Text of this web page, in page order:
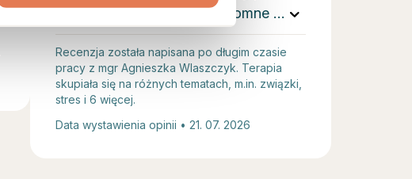
2- letnią pracę. Miałam ogromne ...
Recenzja została napisana po długim czasie
pracy z mgr Agnieszka Wlaszczyk. Terapia
skupiała się na różnych tematach, m.in. związki,
stres i 6 więcej.
Data wystawienia opinii • 21. 07. 2026